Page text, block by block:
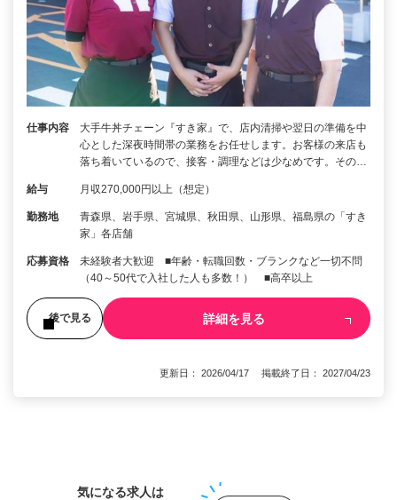
仕事内容
大手牛丼チェーン『すき家』で、店内清掃や翌日の準備を中
心とした深夜時間帯の業務をお任せします。お客様の来店も
落ち着いているので、接客・調理などは少なめです。その…
給与 月収270,000円以上（想定）
勤務地
青森県、岩手県、宮城県、秋田県、山形県、福島県の「すき
家」各店舗
応募資格
未経験者大歓迎 ■年齢・転職回数・ブランクなど一切不問
（40～50代で入社した人も多数！） ■高卒以上
後で見る 詳細を見る
更新日： 2026/04/17 掲載終了日： 2027/04/23
気になる求人は